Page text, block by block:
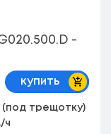
-
купить В
трещотку)
ч